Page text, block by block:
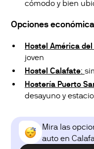
cómodo y bien
Opciones
Hostel América del
joven
Hostel Calafate:
Hostería Puerto
desayuno y
Mira las
auto en